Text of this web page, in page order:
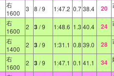
右
1600
3 8 / 9 1:47.2 0.738.4 20
右
1600
2 3/ 9 1:48.6 1.3 40.4 24
右
1400
2 3/ 9 1:31.1 0.8 39.0 28
右
1600
2 3/ 9 1:47.1 0.1 41.1 34